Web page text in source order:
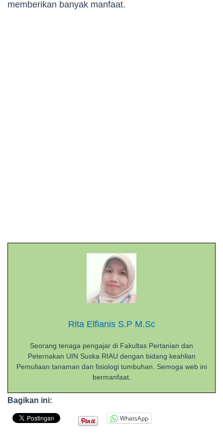
memberikan banyak manfaat.
Rita Elfianis S.P M.Sc
Seorang tenaga pengajar di Fakultas Pertanian dan
Peternakan UIN Suska RIAU dengan bidang keahlian
Pemuliaan tanaman dan fisiologi tumbuhan. Semoga web ini
bermanfaat.
Bagikan ini:
WhatsApp